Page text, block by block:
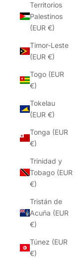
Territorios
Palestinos
(EUR €)
Timor-Leste
(EUR €)
Togo (EUR
€)
Tokelau
(EUR €)
Tonga (EUR
€)
Trinidad y
Tobago (EUR
€)
Tristán de
Acuña (EUR
€)
Túnez (EUR
€)